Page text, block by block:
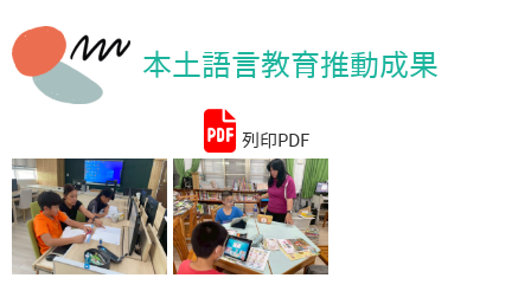
本土語言教育推動成果
列印PDF